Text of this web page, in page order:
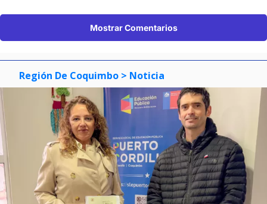
Mostrar Comentarios
Región De Coquimbo > Noticia